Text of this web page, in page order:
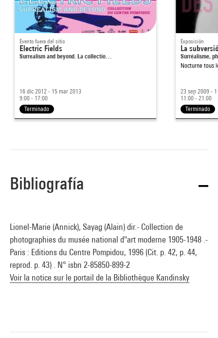
Evento fuera del sitio
Electric Fields
Surrealism and beyond. La collectio…
16 dic 2012 - 15 mar 2013
9:00 - 17:00
Terminado
Exposición
La
Surréalisme,
Nocturne tous
23 sep 2009 -
11:00 - 21:00
Terminado
Bibliografía
Lionel-Marie (Annick), Sayag (Alain) dir.- Collection de
photographies du musée national d''art moderne 1905-1948 .-
Paris : Editions du Centre Pompidou, 1996 (Cit. p. 42, p. 44,
reprod. p. 43) . N° isbn 2-85850-899-2
Voir la notice sur le portail de la Bibliothèque Kandinsky